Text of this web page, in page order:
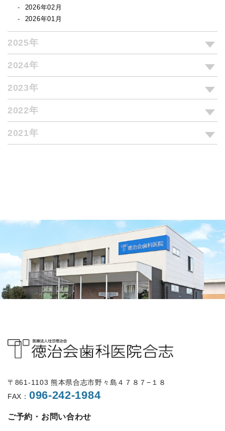
2026年02月
2026年01月
2025年
2024年
2023年
2022年
2021年
〒861-1103 熊本県合志市野々島４７８７−１８
FAX： 096-242-1984
ご予約・お問い合わせ